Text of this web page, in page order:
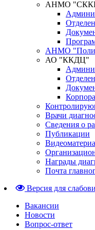
АНМО
АНМО
АО "ККДЦ"
Врачи
Сведения о
Публикации
Награды
Почта
Версия для
Вакансии
Новости
Вопрос-ответ